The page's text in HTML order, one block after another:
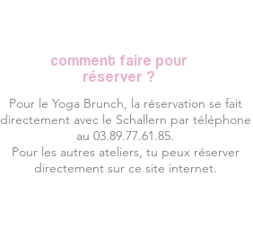
comment faire pour
réserver ?
Pour le Yoga Brunch, la réservation se fait
directement avec le Schallern par téléphone
au 03.89.77.61.85.
Pour les autres ateliers, tu peux réserver
directement sur ce site internet.